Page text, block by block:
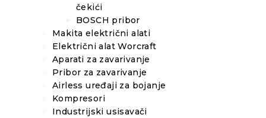
čekići
BOSCH pribor
Makita električni alati
Električni alat Worcraft
Aparati za zavarivanje
Pribor za zavarivanje
Airless uređaji za bojanje
Kompresori
Industrijski usisavači